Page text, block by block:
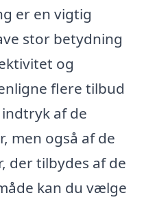
er en vigtig
stor betydning
og
flere tilbud
af de
men også af de
der tilbydes af de
kan du vælge